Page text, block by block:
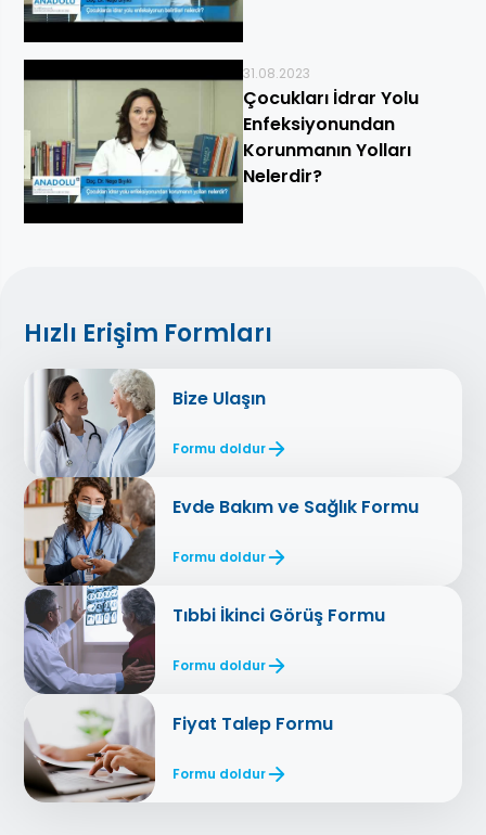
31.08.2023
Çocukları İdrar Yolu
Enfeksiyonundan
Korunmanın Yolları
Nelerdir?
Hızlı Erişim Formları
Bize Ulaşın
Formu doldur
Evde Bakım ve Sağlık Formu
Formu doldur
Tıbbi İkinci Görüş Formu
Formu doldur
Fiyat Talep Formu
Formu doldur